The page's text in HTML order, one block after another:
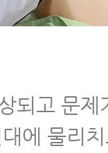
되고 문제
에 물리